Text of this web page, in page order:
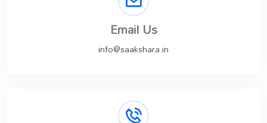
Email Us
info@saakshara.in